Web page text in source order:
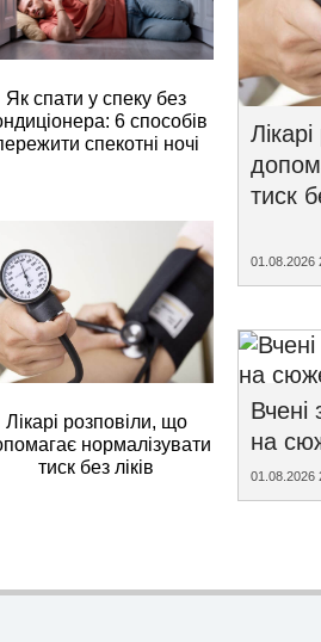
Як спати у спеку без
6 способів
спекотні ночі
Лікарі розповіли, що
нормалізувати
тиск без ліків
тиск
01.08.2026
Вчені
на
01.08.2026